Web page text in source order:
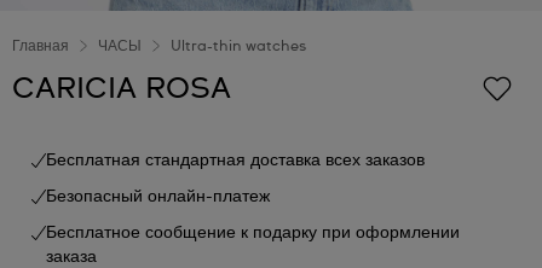
Главная ЧАСЫ Ultra-thin watches
CARICIA ROSA
Бесплатная стандартная доставка всех заказов
Безопасный онлайн-платеж
Бесплатное сообщение к подарку при оформлении
заказа